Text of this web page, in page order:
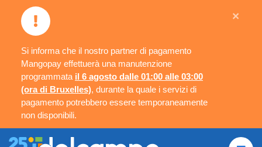
Si informa che il nostro partner di pagamento
Mangopay effettuerà una manutenzione
programmata il 6 agosto dalle 01:00 alle 03:00
(ora di Bruxelles), durante la quale i servizi di
pagamento potrebbero essere temporaneamente
non disponibili.
×